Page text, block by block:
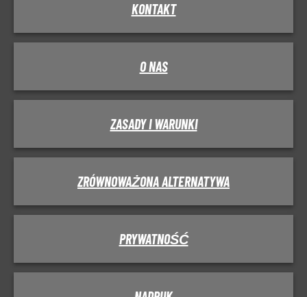
KONTAKT
O NAS
ZASADY I WARUNKI
ZRÓWNOWAŻONA ALTERNATYWA
PRYWATNOŚĆ